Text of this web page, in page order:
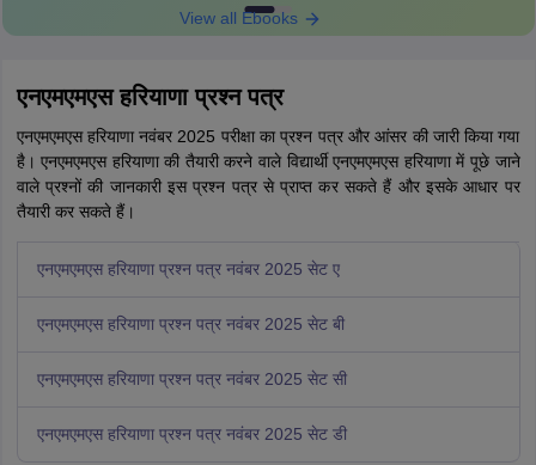
View all Ebooks
एनएमएमएस हरियाणा प्रश्न पत्र
एनएमएमएस हरियाणा नवंबर 2025 परीक्षा का प्रश्न पत्र और आंसर की जारी किया गया
है। एनएमएमएस हरियाणा की तैयारी करने वाले विद्यार्थी एनएमएमएस हरियाणा में पूछे जाने
वाले प्रश्नों की जानकारी इस प्रश्न पत्र से प्राप्त कर सकते हैं और इसके आधार पर
तैयारी कर सकते हैं।
एनएमएमएस हरियाणा प्रश्न पत्र नवंबर 2025 सेट ए
एनएमएमएस हरियाणा प्रश्न पत्र नवंबर 2025 सेट बी
एनएमएमएस हरियाणा प्रश्न पत्र नवंबर 2025 सेट सी
एनएमएमएस हरियाणा प्रश्न पत्र नवंबर 2025 सेट डी